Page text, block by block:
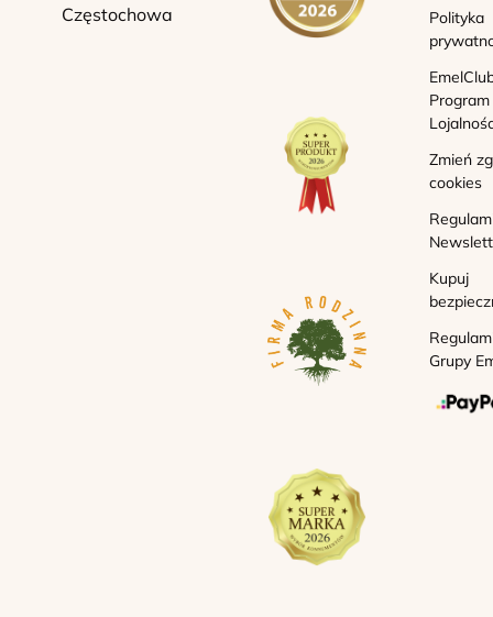
Częstochowa
Polityka
Program
Zmień
cookies
Kupuj
Grupy